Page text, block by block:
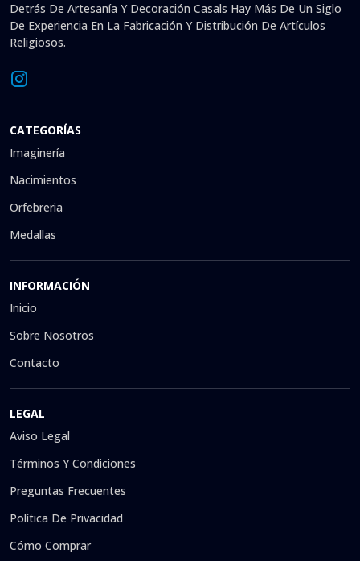
Detrás De Artesanía Y Decoración Casals Hay Más De Un Siglo
De Experiencia En La Fabricación Y Distribución De Artículos
Religiosos.
CATEGORÍAS
Imaginería
Nacimientos
Orfebreria
Medallas
INFORMACIÓN
Inicio
Sobre Nosotros
Contacto
LEGAL
Aviso Legal
Términos Y Condiciones
Preguntas Frecuentes
Política De Privacidad
Cómo Comprar